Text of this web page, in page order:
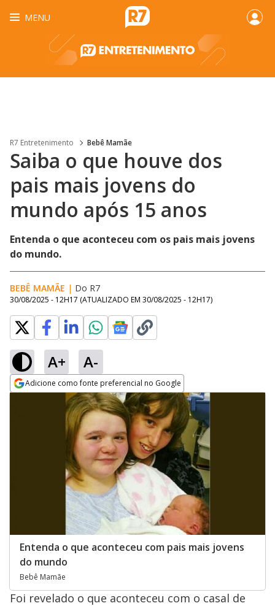
MENU
R7 Entretenimento Bebê Mamãe
Saiba o que houve dos
pais mais jovens do
mundo após 15 anos
Entenda o que aconteceu com os pais mais jovens
do mundo.
BEBÊ MAMÃE | Do R7
30/08/2025 - 12H17 (ATUALIZADO EM 30/08/2025 - 12H17)
A+ A-
Adicione como fonte preferencial no Google
Opens in new window
Entenda o que aconteceu com pais mais jovens
do mundo
Bebê Mamãe
Foi revelado o que aconteceu com o casal de